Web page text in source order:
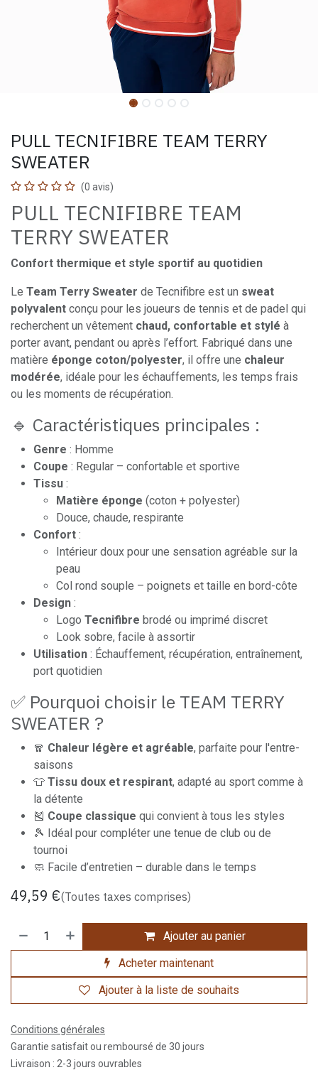
PULL TECNIFIBRE TEAM TERRY
SWEATER
(0 avis)
PULL TECNIFIBRE TEAM
TERRY SWEATER
Confort thermique et style sportif au quotidien
Le Team Terry Sweater de Tecnifibre est un sweat
polyvalent conçu pour les joueurs de tennis et de padel qui
recherchent un vêtement chaud, confortable et stylé à
porter avant, pendant ou après l’effort. Fabriqué dans une
matière éponge coton/polyester, il offre une chaleur
modérée, idéale pour les échauffements, les temps frais
ou les moments de récupération.
🔹 Caractéristiques principales :
Genre : Homme
Coupe : Regular – confortable et sportive
Tissu :
Matière éponge (coton + polyester)
Douce, chaude, respirante
Confort :
Intérieur doux pour une sensation agréable sur la
peau
Col rond souple – poignets et taille en bord-côte
Design :
Logo Tecnifibre brodé ou imprimé discret
Look sobre, facile à assortir
Utilisation : Échauffement, récupération, entraînement,
port quotidien
✅ Pourquoi choisir le TEAM TERRY
SWEATER ?
🧣 Chaleur légère et agréable, parfaite pour l'entre-
saisons
👕 Tissu doux et respirant, adapté au sport comme à
la détente
🎽 Coupe classique qui convient à tous les styles
🎾 Idéal pour compléter une tenue de club ou de
tournoi
🧼 Facile d’entretien – durable dans le temps
49,59 €(Toutes taxes comprises)
Ajouter au panier
Acheter maintenant
Ajouter à la liste de souhaits
Conditions générales
Garantie satisfait ou remboursé de 30 jours
Livraison : 2-3 jours ouvrables